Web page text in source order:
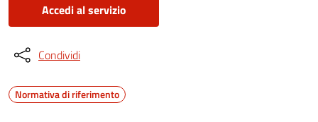
Accedi al servizio
Condividi
Normativa di riferimento